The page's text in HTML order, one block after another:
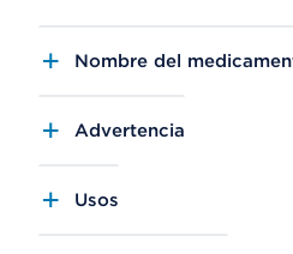
Nombre del
Advertencia
Usos